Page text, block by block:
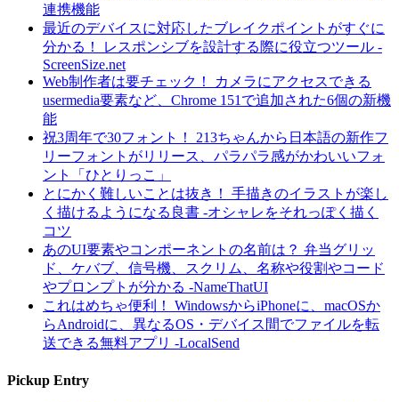
連携機能
最近のデバイスに対応したブレイクポイントがすぐに
分かる！ レスポンシブを設計する際に役立つツール -
ScreenSize.net
Web制作者は要チェック！ カメラにアクセスできる
usermedia要素など、Chrome 151で追加された6個の新機
能
祝3周年で30フォント！ 213ちゃんから日本語の新作フ
リーフォントがリリース、パラパラ感がかわいいフォ
ント「ひとりっこ」
とにかく難しいことは抜き！ 手描きのイラストが楽し
く描けるようになる良書 -オシャレをそれっぽく描く
コツ
あのUI要素やコンポーネントの名前は？ 弁当グリッ
ド、ケバブ、信号機、スクリム、名称や役割やコード
やプロンプトが分かる -NameThatUI
これはめちゃ便利！ WindowsからiPhoneに、macOSか
らAndroidに、異なるOS・デバイス間でファイルを転
送できる無料アプリ -LocalSend
Pickup Entry